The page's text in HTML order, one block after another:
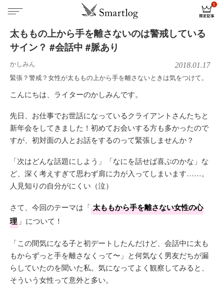
太ももの上から手を離さないのは警戒している
サイン？ #会話中 #脈あり
かしみん 2018.01.17
緊張？警戒？女性が太ももの上から手を離さないときは気をつけて。
こんにちは、ライターのかしみんです。
先日、お仕事でお世話になっているクライアントさんたちと
新年会をしてきました！初めてお会いする方も多かったので
すが、初対面の人とお話をするのって緊張しませんか？
「次はどんな話題にしよう」「なにを話せば喜ぶのかな」な
ど、深く考えすぎて思わず肩に力が入ってしまいます……。
人見知りの自分がにくい（泣）
さて、今回のテーマは「 太ももから手を離さない女性の心
理 」について！
「この間気になる子と初デートしたんだけど、会話中に太も
もからずっと手を離さなくって〜」と何気なく男友だちが漏
らしていたのを聞いた私。気になってよく観察してみると、
そういう女性って意外と多い。